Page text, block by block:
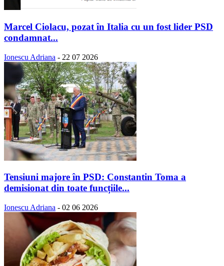
Marcel Ciolacu, pozat în Italia cu un fost lider PSD
condamnat...
Ionescu Adriana - 22 07 2026
Tensiuni majore în PSD: Constantin Toma a
demisionat din toate funcțiile...
Ionescu Adriana - 02 06 2026